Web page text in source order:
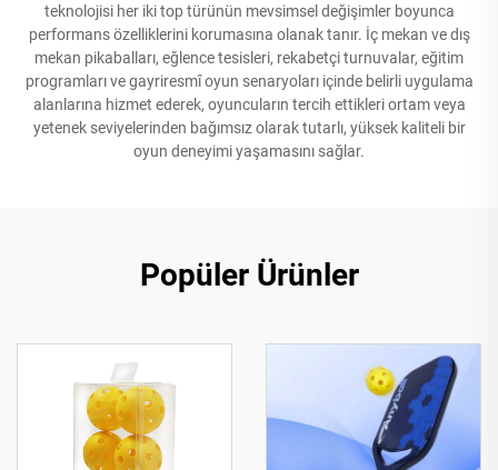
teknolojisi her iki top türünün mevsimsel değişimler boyunca
performans özelliklerini korumasına olanak tanır. İç mekan ve dış
mekan pikabalları, eğlence tesisleri, rekabetçi turnuvalar, eğitim
programları ve gayriresmî oyun senaryoları içinde belirli uygulama
alanlarına hizmet ederek, oyuncuların tercih ettikleri ortam veya
yetenek seviyelerinden bağımsız olarak tutarlı, yüksek kaliteli bir
oyun deneyimi yaşamasını sağlar.
Popüler Ürünler